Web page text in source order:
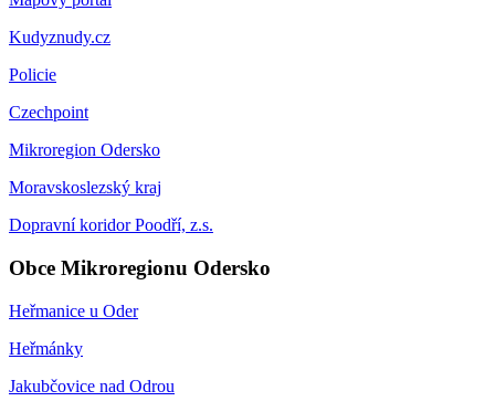
Kudyznudy.cz
Policie
Czechpoint
Mikroregion Odersko
Moravskoslezský kraj
Dopravní koridor Poodří, z.s.
Obce Mikroregionu Odersko
Heřmanice u Oder
Heřmánky
Jakubčovice nad Odrou